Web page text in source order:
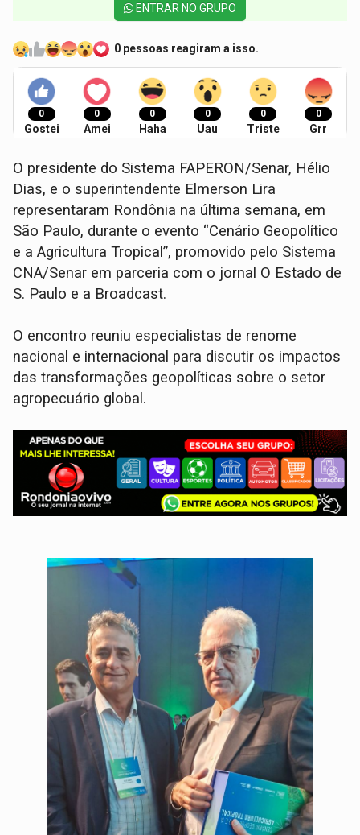
ENTRAR NO GRUPO
0 pessoas reagiram a isso.
0
Gostei
0
Amei
0
Haha
0
Uau
0
Triste
0
Grr
O presidente do Sistema FAPERON/Senar, Hélio
Dias, e o superintendente Elmerson Lira
representaram Rondônia na última semana, em
São Paulo, durante o evento “Cenário Geopolítico
e a Agricultura Tropical”, promovido pelo Sistema
CNA/Senar em parceria com o jornal O Estado de
S. Paulo e a Broadcast.
O encontro reuniu especialistas de renome
nacional e internacional para discutir os impactos
das transformações geopolíticas sobre o setor
agropecuário global.